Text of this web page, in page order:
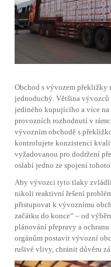
Obchod s vývozem překližky
jednoduchý. Většina vývozců
jediného kupujícího a více na
provozních rozhodnutí v
vývozním obchodě s
kontrolujete konzistenci
vyžadovanou pro dodržení
oslabí jedno ze spojení
Aby vývozci tyto tlaky
nikoli reaktivní řešení
přistupovat k vývoznímu
začátku do konce“ – od
plánování přepravy a
orgánům postavit vývozní
rušivé vlivy, chránit důvěru